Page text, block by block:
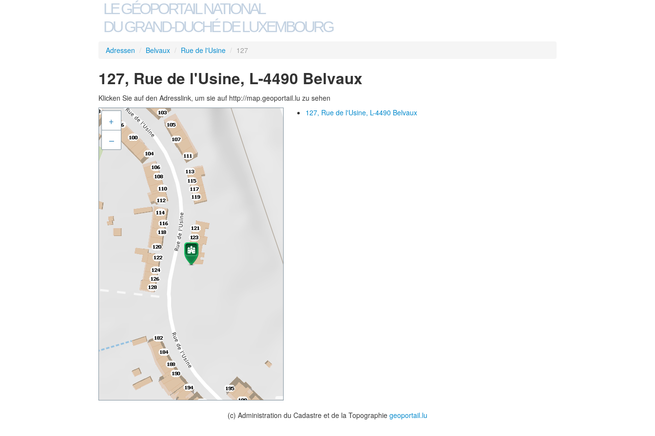
LE GÉOPORTAIL NATIONAL
DU GRAND-DUCHÉ DE LUXEMBOURG
Adressen / Belvaux / Rue de l'Usine / 127
127, Rue de l'Usine, L-4490 Belvaux
Klicken Sie auf den Adresslink, um sie auf http://map.geoportail.lu zu sehen
+
–
127, Rue de l'Usine, L-4490 Belvaux
(c) Administration du Cadastre et de la Topographie geoportail.lu